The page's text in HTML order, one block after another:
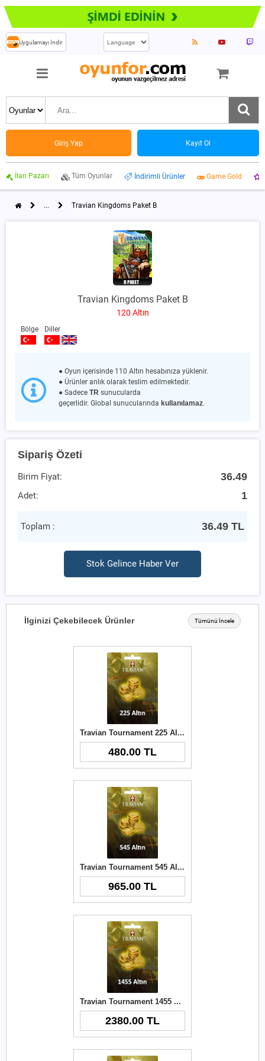
Uygulamayı İndir
Giriş Yap Kayıt Ol
İlan Pazarı Tüm Oyunlar İndirimli Ürünler Game Gold
... Travian Kingdoms Paket B
Travian Kingdoms Paket B
120 Altın
Bölge Diller
● Oyun içerisinde 110 Altın hesabınıza yüklenir.
● Ürünler anlık olarak teslim edilmektedir.
● Sadece TR sunucularda
geçerlidir. Global sunucularında kullanılamaz.
Sipariş Özeti
Birim Fiyat: 36.49
Adet: 1
Toplam : 36.49 TL
Stok Gelince Haber Ver
İlginizi Çekebilecek Ürünler Tümünü İncele
Travian Tournament 225 Altın (Final Server)
480.00 TL
Travian Tournament 545 Altın (Final Server)
965.00 TL
Travian Tournament 1455 Altın (Final Server)
2380.00 TL